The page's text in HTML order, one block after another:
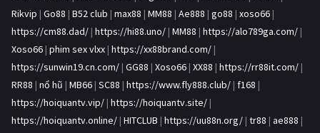
Rikvip | Go88 | B52 club | max88 | MM88 | Ae888 | go88 | xoso66 |
https://cm88.dad/ | https://hi88.uno/ | MM88 | https://alo789ga.com/ |
Xoso66 | phim sex vlxx | https://xx88brand.com/ |
https://sunwin19.cn.com/ | GG88 | Xoso66 | XX88 | https://rr88it.com/ |
RR88 | nổ hũ | MB66 | SC88 | https://www.fly888.club/ | f168 |
https://hoiquantv.vip/ | https://hoiquantv.site/ |
https://hoiquantv.online/ | HITCLUB | https://uu88n.org/ | tr88 | ae888 |